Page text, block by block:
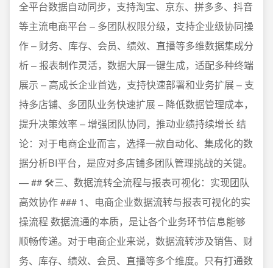
全平台数据自动同步，支持淘宝、京东、拼多多、抖音
等主流电商平台 – 多团队权限分级，支持企业级协同操
作 – 财务、库存、会员、绩效、直播等多维数据集成分
析 – 报表制作灵活，数据大屏一键生成，适配多种终端
展示 – 高成长企业首选，支持快速部署和业务扩展 – 支
持多店铺、多团队业务快速扩展 – 降低数据管理成本，
提升决策效率 – 增强团队协同，推动业绩持续增长 结
论：对于电商企业而言，选择一款自动化、集成化的数
据分析BI平台，是应对多店铺多团队管理挑战的关键。
— ## 🛠️三、数据流转全流程与报表可视化：实现团队
高效协作 ### 1、电商企业数据流转与报表可视化的实
操流程 数据流通的本质，是让各个业务环节信息能够
顺畅传递。对于电商企业来说，数据流转涉及销售、财
务、库存、绩效、会员、直播等多个维度。只有打通数